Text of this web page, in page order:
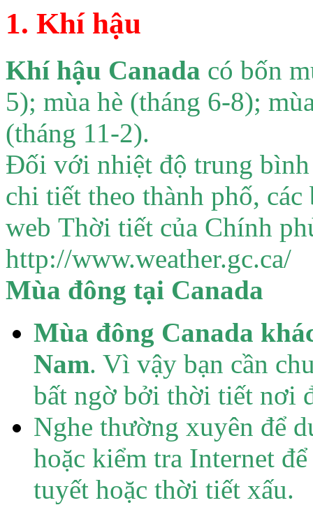
1. Khí hậu
Khí hậu Canada có bốn
5); mùa hè (tháng 6-8);
(tháng 11-2).
Đối với nhiệt độ trung
chi tiết theo thành phố,
web Thời tiết của Chính
http://www.weather.gc.ca/
Mùa đông tại Canada
Mùa đông Canada
Nam. Vì vậy bạn cần
bất ngờ bởi thời tiết nơi
Nghe thường xuyên để
hoặc kiểm tra Internet
tuyết hoặc thời tiết xấu.